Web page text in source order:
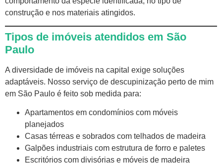
construção e nos materiais atingidos.
Tipos de imóveis atendidos em São
Paulo
A diversidade de imóveis na capital exige soluções
adaptáveis. Nosso serviço de descupinização perto de mim
em São Paulo é feito sob medida para:
Apartamentos em condomínios com móveis
planejados
Casas térreas e sobrados com telhados de madeira
Galpões industriais com estrutura de forro e paletes
Escritórios com divisórias e móveis de madeira